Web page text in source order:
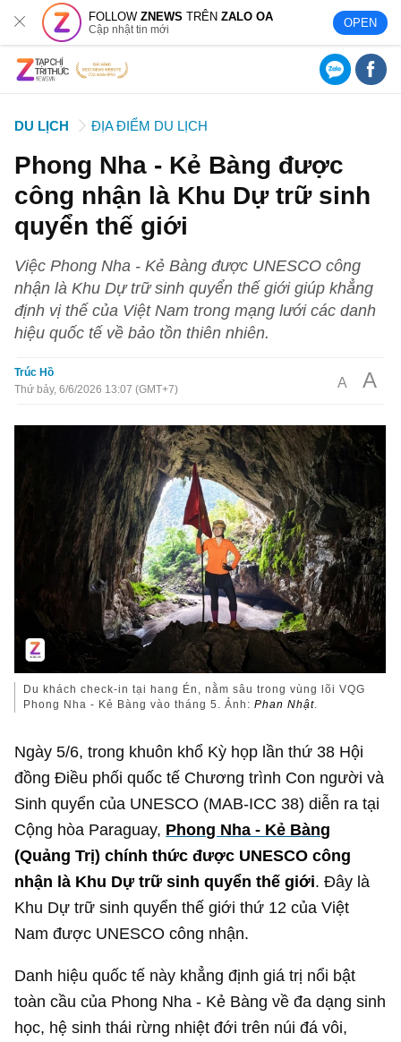
FOLLOWZNEWS TRÊNZALO OA
Cập nhật tin mới OPEN
DU LỊCH ĐỊA ĐIỂM DU LỊCH
Phong Nha - Kẻ Bàng được
công nhận là Khu Dự trữ sinh
quyển thế giới
Việc Phong Nha - Kẻ Bàng được UNESCO công
nhận là Khu Dự trữ sinh quyển thế giới giúp khẳng
định vị thế của Việt Nam trong mạng lưới các danh
hiệu quốc tế về bảo tồn thiên nhiên.
Trúc Hồ
Thứ bảy, 6/6/2026 13:07 (GMT+7)
A A
Du khách check-in tại hang Én, nằm sâu trong vùng lõi VQG
Phong Nha - Kẻ Bàng vào tháng 5. Ảnh:Phan Nhật.
Ngày 5/6, trong khuôn khổ Kỳ họp lần thứ 38 Hội
đồng Điều phối quốc tế Chương trình Con người và
Sinh quyển của UNESCO (MAB-ICC 38) diễn ra tại
Cộng hòa Paraguay, Phong Nha - Kẻ Bàng
(Quảng Trị) chính thức được UNESCO công
nhận là Khu Dự trữ sinh quyển thế giới. Đây là
Khu Dự trữ sinh quyển thế giới thứ 12 của Việt
Nam được UNESCO công nhận.
Danh hiệu quốc tế này khẳng định giá trị nổi bật
toàn cầu của Phong Nha - Kẻ Bàng về đa dạng sinh
học, hệ sinh thái rừng nhiệt đới trên núi đá vôi,